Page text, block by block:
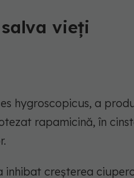
vieți
hygroscopicus, a
rapamicină, în
creșterea